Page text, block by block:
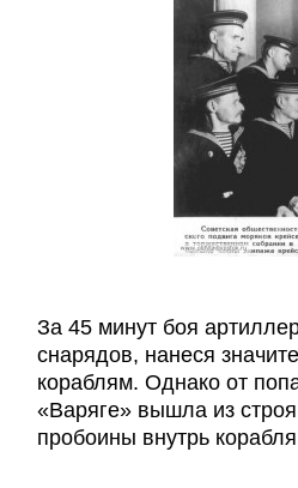
За 45 минут боя
снарядов, нанеся
кораблям. Однако от
«Варяге» вышла из
пробоины внутрь